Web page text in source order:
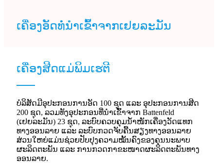
ເຄື່ອງອັດທໍ່ນຳເຂົ້າຈາກເຢຍລະມັນ
ເຄື່ອງສີດແມ່ພິມເຮຕີ
ບໍລິສັດມີອຸປະກອນການອັດ 100 ຊຸດ ແລະ ອຸປະກອນການສີດ
200 ຊຸດ, ລວມທັງອຸປະກອນທີ່ນຳເຂົ້າຈາກ Battenfeld
(ເຢຍລະມັນ) 23 ຊຸດ, ລະບົບຄວບຄຸມນ້ຳໜັກເຄື່ອງວັດແທກ
ທາງອອນລາຍ ແລະ ລະບົບກວດຈັບຄື້ນສຽງທາງອອນລາຍ
ສ່ວນໃຫຍ່ແມ່ນຊ່ວຍປັບປຸງຄວາມໝັ້ນຄົງຂອງຄຸນນະພາບ
ຜະລິດຕະພັນ ແລະ ການກວດກາຂະໜາດຜະລິດຕະພັນທາງ
ອອນລາຍ.